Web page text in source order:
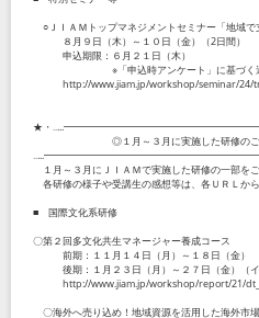
○ＪＩＡＭトップマネジメントセミナー「地域で
８月９日（木）～１０日（金）（2日間）
申込期限：６月２１日（木）
※「申込時アンケート」に基づく選考
http://www.jiam.jp/workshop/seminar/24/
★・
◎１月～３月に実施した研修の
１月～３月にＪＩＡＭで実施した研修の一部をご
各研修の様子や受講生の感想等は、各ＵＲＬから
■ 国際文化系研修
〇第２回多文化共生マネージャー養成コース
前期：１１月１４日（月）～１８日（金）
後期：１月２３日（月）～２７日（金）（イ
http://www.jiam.jp/workshop/report/21/
〇海外へ売り込め！地域資源を活用した海外市